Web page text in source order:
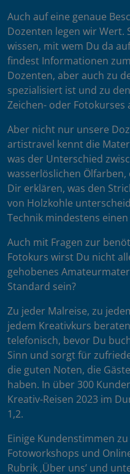
Auch auf eine genaue
Dozenten legen wir Wert.
wissen, mit wem Du da
findest Informationen
Dozenten, aber auch zu
spezialisiert ist und zu
Zeichen- oder
Aber nicht nur unsere
artistravel kennt die
was der Unterschied
wasserlöslichen
Dir erklären, was den
von Holzkohle
Technik mindestens
Auch mit Fragen zur
Fotokurs wirst Du nicht
gehobenes
Standard sein?
Zu jeder Malreise, zu
jedem Kreativkurs
telefonisch, bevor Du
Sinn und sorgt für
die guten Noten, die
haben. In über 300
Kreativ-Reisen 2023 im
1,2.
Einige Kundenstimmen
Fotoworkshops und
Rubrik ‚Über uns’ und